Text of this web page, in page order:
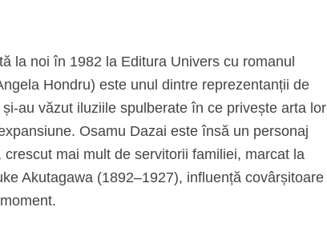
la noi în 1982 la Editura Univers cu romanul
Hondru) este unul dintre reprezentanții de
au văzut iluziile spulberate în ce privește arta lor
Osamu Dazai este însă un personaj
mai mult de servitorii familiei, marcat la
Akutagawa (1892–1927), influență covârșitoare